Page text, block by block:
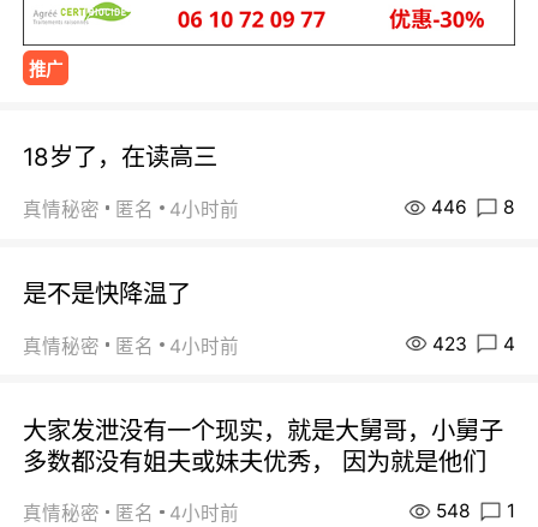
推广
18岁了，在读高三
真情秘密 匿名 4小时前 446 8
是不是快降温了
真情秘密 匿名 4小时前 423 4
大家发泄没有一个现实，就是大舅哥，小舅子
多数都没有姐夫或妹夫优秀， 因为就是他们
真情秘密 匿名 4小时前 548 1